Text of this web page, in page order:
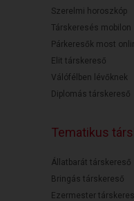
Szerelmi horoszkóp
Társkeresés mobilon
Párkeresők most
Elit társkereső
Válófélben lévőknek
Diplomás társkereső
Tematikus
Állatbarát társkereső
Bringás társkereső
Ezermester